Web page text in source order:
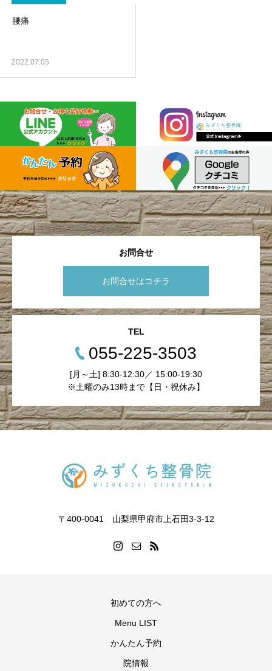
腰痛
2022.07.05
お問合せ
お問合せはコチラ
TEL
055-225-3503
[月～土] 8:30-12:30／ 15:00-19:30
※土曜のみ13時まで【日・祝休み】
〒400-0041 山梨県甲府市上石田3-3-12
初めての方へ
Menu LIST
かんたん予約
院情報